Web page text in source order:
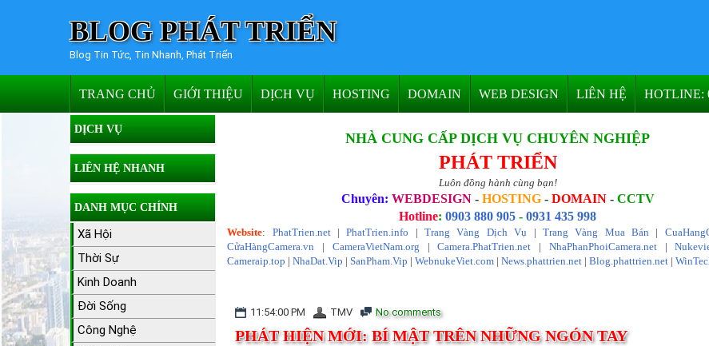
BLOG PHÁT TRIỂN
Blog Tin Tức, Tin Nhanh, Phát Triển
TRANG CHỦ GIỚI THIỆU DỊCH VỤ HOSTING DOMAIN WEB DESIGN LIÊN HỆ HOTLINE:
NHÀ CUNG CẤP DỊCH VỤ CHUYÊN NGHIỆP
PHÁT TRIỂN
Luôn đồng hành cùng bạn!
Chuyên: WEBDESIGN - HOSTING - DOMAIN - CCTV
Hotline:0903 880 905 -0931 435 998
Website: PhatTrien.net|PhatTrien.info |Trang Vàng Dịch Vụ | Trang Vàng Mua Bán |
CửaHàngCamera.vn | CameraVietNam.org |Camera.PhatTrien.net | NhaPhanPhoiCamera.net|
Cameraip.top |NhaDat.Vip |SanPham.Vip |WebnukeViet.com |News.phattrien.net |Blog.phattrien.net |
11:54:00 PM TMV No comments
PHÁT HIỆN MỚI: BÍ MẬT TRÊN NHỮNG NGÓN TAY
DỊCH VỤ
LIÊN HỆ NHANH
DANH MỤC CHÍNH
Xã Hội
Thời Sự
Kinh Doanh
Đời Sống
Công Nghệ